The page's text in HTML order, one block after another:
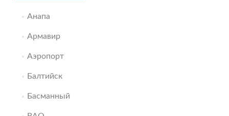
Анапа
Армавир
Аэропорт
Балтийск
Басманный